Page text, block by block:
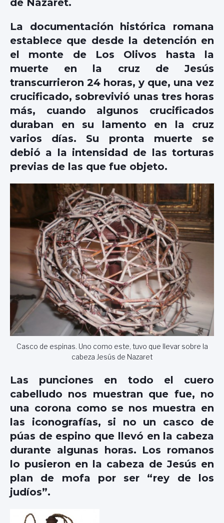
de Nazaret.
La documentación histórica romana
establece que desde la detención en
el monte de Los Olivos hasta la
muerte en la cruz de Jesús
transcurrieron 24 horas, y que, una vez
crucificado, sobrevivió unas tres horas
más, cuando algunos crucificados
duraban en su lamento en la cruz
varios días. Su pronta muerte se
debió a la intensidad de las torturas
previas de las que fue objeto.
Casco de espinas. Uno como este, tuvo que llevar sobre la
cabeza Jesús de Nazaret
Las punciones en todo el cuero
cabelludo nos muestran que fue, no
una corona como se nos muestra en
las iconografías, si no un casco de
púas de espino que llevó en la cabeza
durante algunas horas. Los romanos
lo pusieron en la cabeza de Jesús en
plan de mofa por ser “rey de los
judíos”.